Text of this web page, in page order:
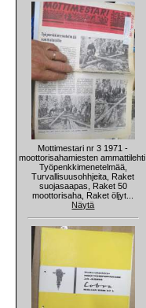
Mottimestari nr 3 1971 -
moottorisahamiesten ammattilehti,
Työpenkkimenetelmää,
Turvallisuusohhjeita, Raket
suojasaapas, Raket 50
moottorisaha, Raket öljyt...
Näytä